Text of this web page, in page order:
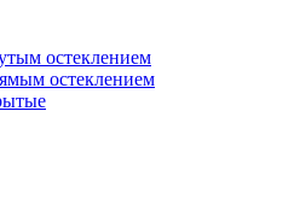
остеклением
остеклением